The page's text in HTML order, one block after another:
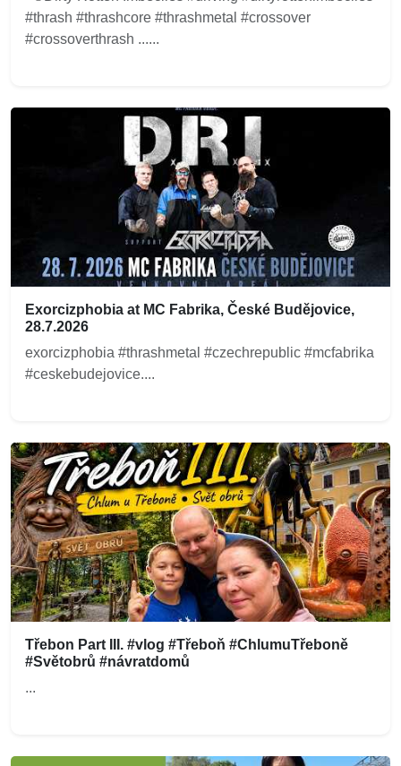
#thrash #thrashcore #thrashmetal #crossover
#crossoverthrash ......
Exorcizphobia at MC Fabrika, České Budějovice,
28.7.2026
exorcizphobia #thrashmetal #czechrepublic #mcfabrika
#ceskebudejovice....
Třebon Part III. #vlog #Třeboň #ChlumuTřeboně
#Světobrů #návratdomů
...